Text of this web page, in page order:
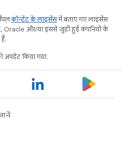
कॉन्टेंट के लाइसेंसमें बताए गए लाइसेंस
Oracle और/या इससे जुड़ी हुई कंपनियों के
हैं.
अपडेट किया गया.